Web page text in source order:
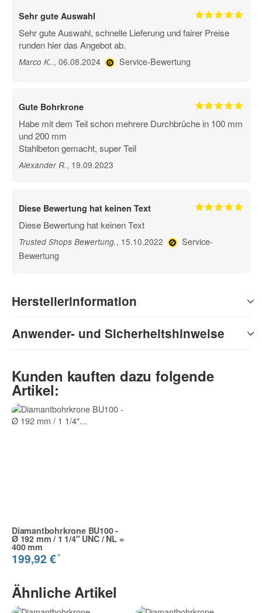
Sehr gute Auswahl
Sehr gute Auswahl, schnelle Lieferung und fairer Preise
runden hier das Angebot ab.
Marco K.., 06.08.2024 Service-Bewertung
Gute Bohrkrone
Habe mit dem Teil schon mehrere Durchbrüche in 100 mm
und 200 mm
Stahlbeton gemacht, super Teil
Alexander R., 19.09.2023
Diese Bewertung hat keinen Text
Diese Bewertung hat keinen Text
Trusted Shops Bewertung., 15.10.2022
Service-
Bewertung
Herstellerinformation
Anwender- und Sicherheitshinweise
Kunden kauften dazu folgende
Artikel:
Diamantbohrkrone BU100 -
Ø 192 mm / 1 1/4" UNC / NL =
400 mm
199,92 €*
Ähnliche Artikel